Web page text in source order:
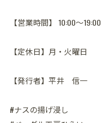
【営業時間】 10:00～19:00
【定休日】月・火曜日
【発行者】平井 信一
#ナスの揚げ浸し